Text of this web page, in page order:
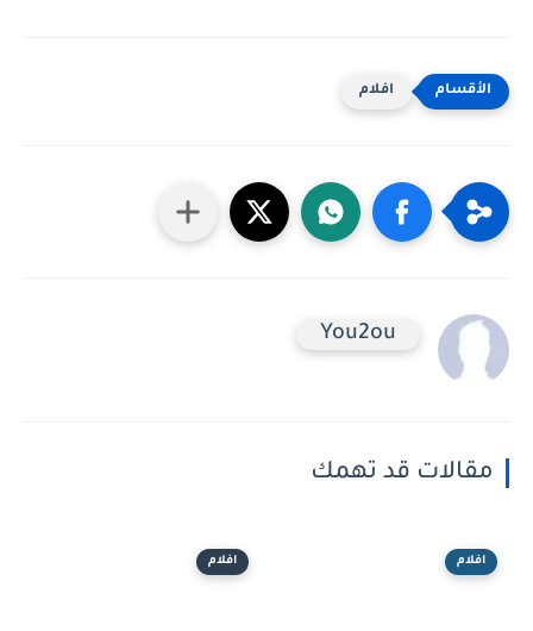
افلام
You2ou
مقالات قد تهمك
افلام افلام